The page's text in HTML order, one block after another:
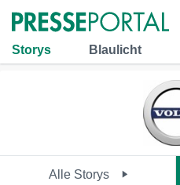
Storys Blaulicht
Alle Storys